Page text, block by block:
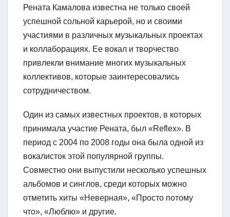
Рената Камалова известна не только своей
успешной сольной карьерой, но и своими
участиями в различных музыкальных проектах
и коллаборациях. Ее вокал и творчество
привлекли внимание многих музыкальных
коллективов, которые заинтересовались
сотрудничеством.
Один из самых известных проектов, в которых
принимала участие Рената, был «Reflex». В
период с 2004 по 2008 годы она была одной из
вокалисток этой популярной группы.
Совместно они выпустили несколько успешных
альбомов и синглов, среди которых можно
отметить хиты «Неверная», «Просто потому
что», «Люблю» и другие.